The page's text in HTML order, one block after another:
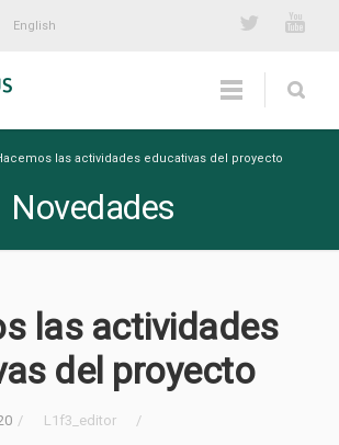
English
las actividades educativas del proyecto
Novedades
las actividades
del proyecto
/ L1f3_editor /